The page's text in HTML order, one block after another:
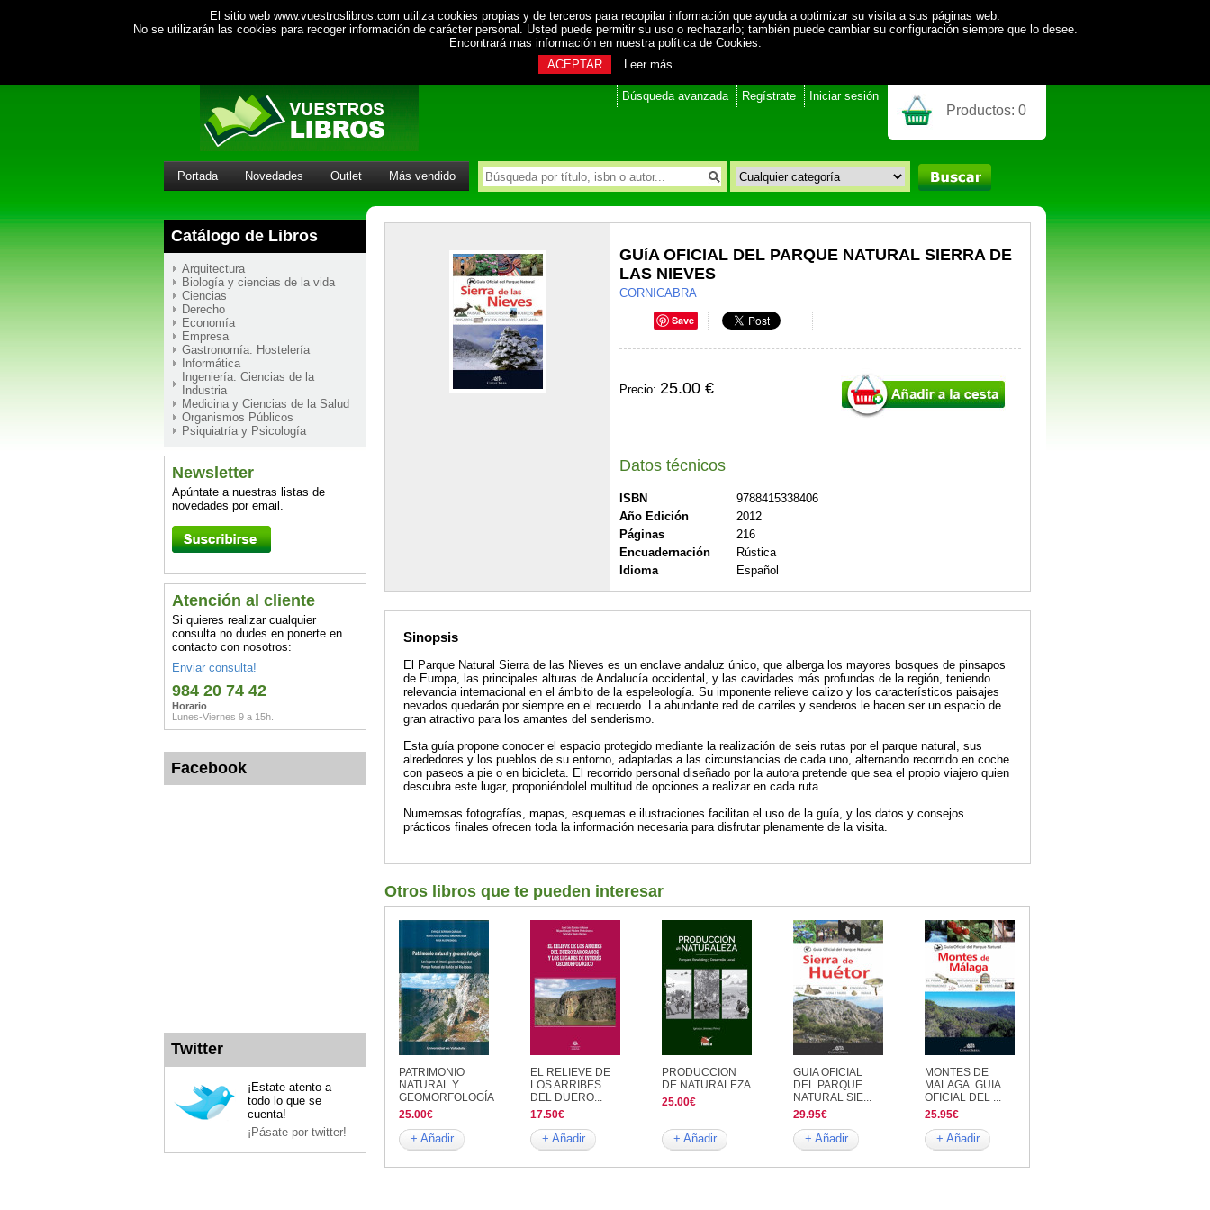
El sitio web www.vuestroslibros.com utiliza cookies propias y de terceros para recopilar información que ayuda a optimizar su visita a sus páginas web.
No se utilizarán las cookies para recoger información de carácter personal. Usted puede permitir su uso o rechazarlo; también puede cambiar su configuración siempre que lo desee.
Encontrará mas información en nuestra política de Cookies.
ACEPTAR
Leer más
Búsqueda avanzada Regístrate Iniciar sesión
Productos: 0
Portada Novedades Outlet Más vendido
Catálogo de Libros
Arquitectura
Biología y ciencias de la vida
Ciencias
Derecho
Economía
Empresa
Gastronomía. Hostelería
Informática
Ingeniería. Ciencias de la
Industria
Medicina y Ciencias de la Salud
Organismos Públicos
Psiquiatría y Psicología
Newsletter
Apúntate a nuestras listas de
novedades por email.
Atención al cliente
Si quieres realizar cualquier
consulta no dudes en ponerte en
contacto con nosotros:
Enviar consulta!
984 20 74 42
Horario
Lunes-Viernes 9 a 15h.
Facebook
Twitter
¡Estate atento a
todo lo que se
cuenta!
¡Pásate por twitter!
GUíA OFICIAL DEL PARQUE NATURAL SIERRA DE
LAS NIEVES
CORNICABRA
Save
Precio: 25.00 €
Datos técnicos
ISBN
9788415338406
Año Edición
2012
Páginas
216
Encuadernación
Rústica
Idioma
Español
Sinopsis
El Parque Natural Sierra de las Nieves es un enclave andaluz único, que alberga los mayores bosques de pinsapos
de Europa, las principales alturas de Andalucía occidental, y las cavidades más profundas de la región, teniendo
relevancia internacional en el ámbito de la espeleología. Su imponente relieve calizo y los característicos paisajes
nevados quedarán por siempre en el recuerdo. La abundante red de carriles y senderos le hacen ser un espacio de
gran atractivo para los amantes del senderismo.
Esta guía propone conocer el espacio protegido mediante la realización de seis rutas por el parque natural, sus
alrededores y los pueblos de su entorno, adaptadas a las circunstancias de cada uno, alternando recorrido en coche
con paseos a pie o en bicicleta. El recorrido personal diseñado por la autora pretende que sea el propio viajero quien
descubra este lugar, proponiéndolel multitud de opciones a realizar en cada ruta.
Numerosas fotografías, mapas, esquemas e ilustraciones facilitan el uso de la guía, y los datos y consejos
prácticos finales ofrecen toda la información necesaria para disfrutar plenamente de la visita.
Otros libros que te pueden interesar
PATRIMONIO
NATURAL Y
GEOMORFOLOGÍA
25.00€
+ Añadir
EL RELIEVE DE
LOS ARRIBES
DEL DUERO...
17.50€
+ Añadir
PRODUCCION
DE NATURALEZA
25.00€
+ Añadir
GUIA OFICIAL
DEL PARQUE
NATURAL SIE...
29.95€
+ Añadir
MONTES DE
MALAGA. GUIA
OFICIAL DEL ...
25.95€
+ Añadir